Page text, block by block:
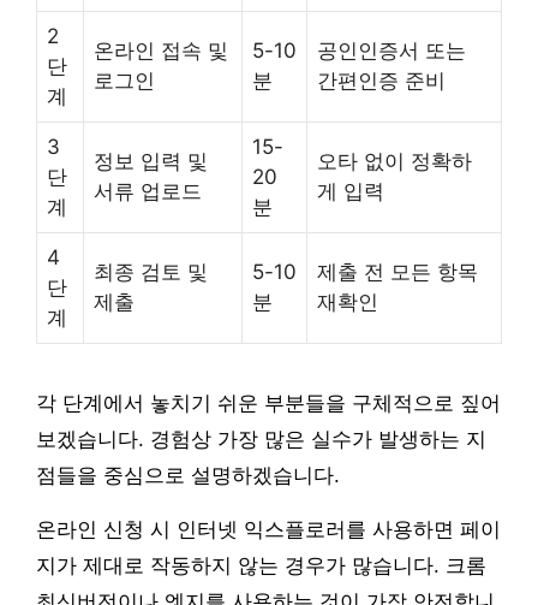
2
단
계
온라인 접속 및
로그인
5-10
분
공인인증서 또는
간편인증 준비
3
단
계
정보 입력 및
서류 업로드
15-
20
분
오타 없이 정확하
게 입력
4
단
계
최종 검토 및
제출
5-10
분
제출 전 모든 항목
재확인
각 단계에서 놓치기 쉬운 부분들을 구체적으로 짚어
보겠습니다. 경험상 가장 많은 실수가 발생하는 지
점들을 중심으로 설명하겠습니다.
온라인 신청 시 인터넷 익스플로러를 사용하면 페이
지가 제대로 작동하지 않는 경우가 많습니다. 크롬